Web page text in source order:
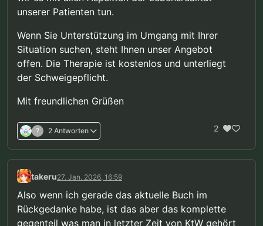
unserer Patienten tun.
Wenn Sie Unterstützung im Umgang mit Ihrer
Situation suchen, steht Ihnen unser Angebot
offen. Die Therapie ist kostenlos und unterliegt
der Schweigepflicht.
Mit freundlichen Grüßen
? 2 Antworten 2
takeru27. Jan. 2026, 16:59
Also wenn ich gerade das aktuelle Buch im
Rückgedanke habe, ist das aber das komplette
gegenteil was man in letzter Zeit von KtW gehört